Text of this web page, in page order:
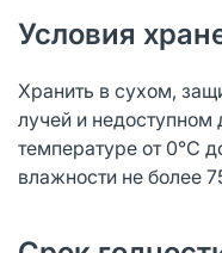
Условия
Хранить в сухом,
лучей и недоступном
температуре от 0°С
влажности не более